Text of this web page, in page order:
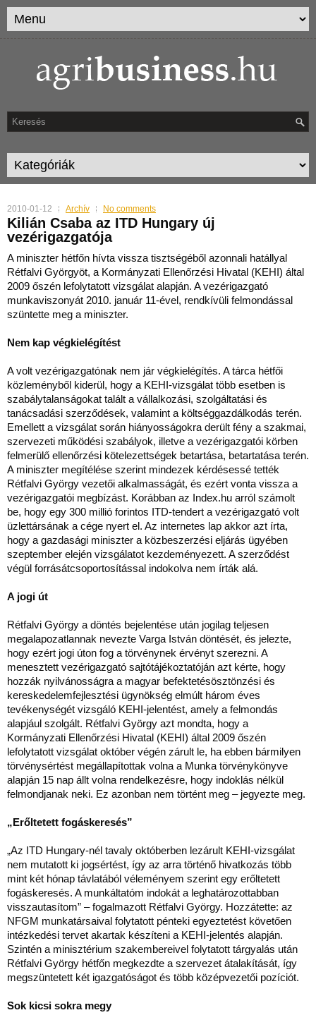
2010-01-12 Archív No comments
Kilián Csaba az ITD Hungary új
vezérigazgatója
A miniszter hétfőn hívta vissza tisztségéből azonnali hatállyal
Rétfalvi Györgyöt, a Kormányzati Ellenőrzési Hivatal (KEHI) által
2009 őszén lefolytatott vizsgálat alapján. Avezérigazgató
munkaviszonyát 2010. január 11-ével, rendkívüli felmondással
szüntette meg a miniszter.
Nem kap végkielégítést
A volt vezérigazgatónak nem jár végkielégítés. A tárca hétfői
közleményből kiderül, hogy a KEHI-vizsgálat több esetben is
szabálytalanságokat talált a vállalkozási, szolgáltatási és
tanácsadási szerződések, valamint a költséggazdálkodás terén.
Emellett a vizsgálat során hiányosságokra derült fény a szakmai,
szervezeti működési szabályok, illetve a vezérigazgatói körben
felmerülő ellenőrzési kötelezettségek betartása, betartatása terén.
A miniszter megítélése szerint mindezek kérdésessé tették
Rétfalvi György vezetői alkalmasságát, és ezért vonta vissza a
vezérigazgatói megbízást. Korábban az Index.hu arról számolt
be, hogy egy 300 millió forintos ITD-tendert a vezérigazgató volt
üzlettársának a cége nyert el. Az internetes lap akkor azt írta,
hogy a gazdasági miniszter a közbeszerzési eljárás ügyében
szeptember elején vizsgálatot kezdeményezett. A szerződést
végül forrásátcsoportosítással indokolva nem írták alá.
A jogi út
Rétfalvi György a döntés bejelentése után jogilag teljesen
megalapozatlannak nevezte Varga István döntését, és jelezte,
hogy ezért jogi úton fog a törvénynek érvényt szerezni. A
menesztett vezérigazgató sajtótájékoztatóján azt kérte, hogy
hozzák nyilvánosságra a magyar befektetésösztönzési és
kereskedelemfejlesztési ügynökség elmúlt három éves
tevékenységét vizsgáló KEHI-jelentést, amely a felmondás
alapjául szolgált. Rétfalvi György azt mondta, hogy a
Kormányzati Ellenőrzési Hivatal (KEHI) által 2009 őszén
lefolytatott vizsgálat október végén zárult le, ha ebben bármilyen
törvénysértést megállapítottak volna a Munka törvénykönyve
alapján 15 nap állt volna rendelkezésre, hogy indoklás nélkül
felmondjanak neki. Ez azonban nem történt meg – jegyezte meg.
„Erőltetett fogáskeresés”
„Az ITD Hungary-nél tavaly októberben lezárult KEHI-vizsgálat
nem mutatott ki jogsértést, így az arra történő hivatkozás több
mint két hónap távlatából véleményem szerint egy erőltetett
fogáskeresés. A munkáltatóm indokát a leghatározottabban
visszautasítom” – fogalmazott Rétfalvi György. Hozzátette: az
NFGM munkatársaival folytatott pénteki egyeztetést követően
intézkedési tervet akartak készíteni a KEHI-jelentés alapján.
Szintén a minisztérium szakembereivel folytatott tárgyalás után
Rétfalvi György hétfőn megkezdte a szervezet átalakítását, így
megszüntetett két igazgatóságot és több középvezetői pozíciót.
Sok kicsi sokra megy